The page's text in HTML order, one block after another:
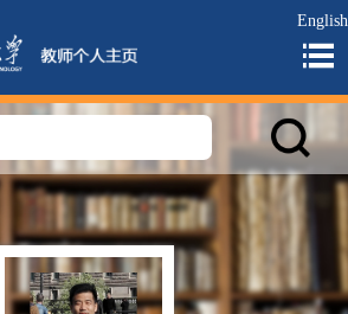
English